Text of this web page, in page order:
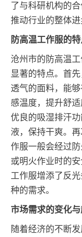
了与科研机构的
推动行业的整体进
防高温工作服的
沧州市的防高温
显著的特点。首
透气的面料，能
感温度，提升舒
优良的吸湿排汗
液，保持干爽。
作服一般会经过
或明火作业时的
工作服增添了反
种的需求。
市场需求的变化
随着经济的不断